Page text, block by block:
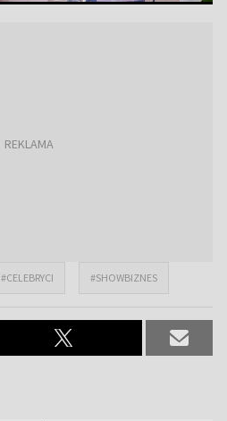
#CELEBRYCI #SHOWBIZNES